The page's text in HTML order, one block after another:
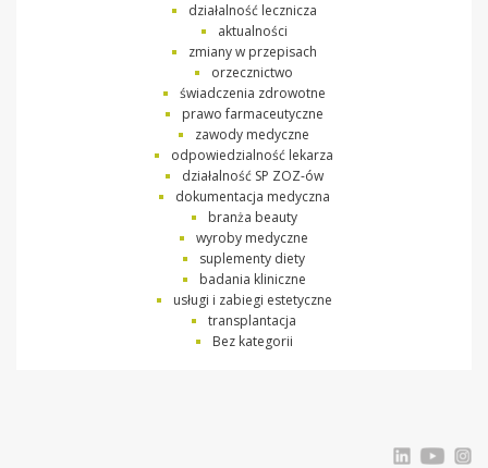
działalność lecznicza
aktualności
zmiany w przepisach
orzecznictwo
świadczenia zdrowotne
prawo farmaceutyczne
zawody medyczne
odpowiedzialność lekarza
działalność SP ZOZ-ów
dokumentacja medyczna
branża beauty
wyroby medyczne
suplementy diety
badania kliniczne
usługi i zabiegi estetyczne
transplantacja
Bez kategorii